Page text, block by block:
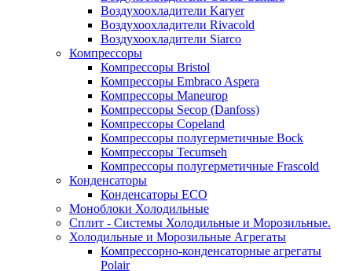
Воздухоохладители Karyer
Воздухоохладители Rivacold
Воздухоохладители Siarco
Компрессоры
Компрессоры Bristol
Компрессоры Embraco Aspera
Компрессоры Maneurop
Компрессоры Secop (Danfoss)
Компрессоры Copeland
Компрессоры полугерметичные Bock
Компрессоры Tecumseh
Компрессоры полугерметичные Frascold
Конденсаторы
Конденсаторы ECO
Моноблоки Холодильные
Сплит - Системы Холодильные и Морозильные.
Холодильные и Морозильные Агрегаты
Компрессорно-конденсаторные агрегаты
Polair